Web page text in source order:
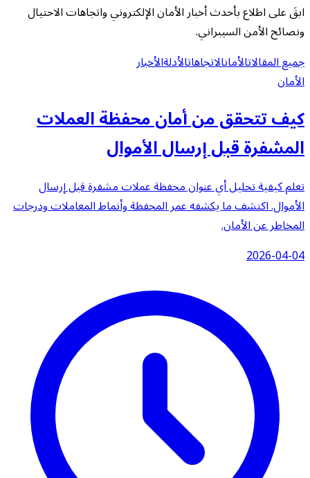
ابقَ على اطلاع بأحدث أخبار الأمان الإلكتروني واتجاهات الاحتيال
ونصائح الأمن السيبراني.
جميع المقالاتالأمانالاتجاهاتالأدلةالأخبار
الأمان
كيف تتحقق من أمان محفظة العملات
المشفرة قبل إرسال الأموال
تعلم كيفية تحليل أي عنوان محفظة عملات مشفرة قبل إرسال
الأموال. اكتشف ما يكشفه عمر المحفظة وأنماط المعاملات ودرجات
المخاطر عن الأمان.
2026-04-04